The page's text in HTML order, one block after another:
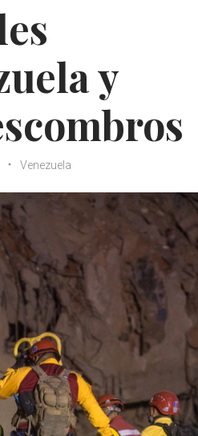
y
Venezuela